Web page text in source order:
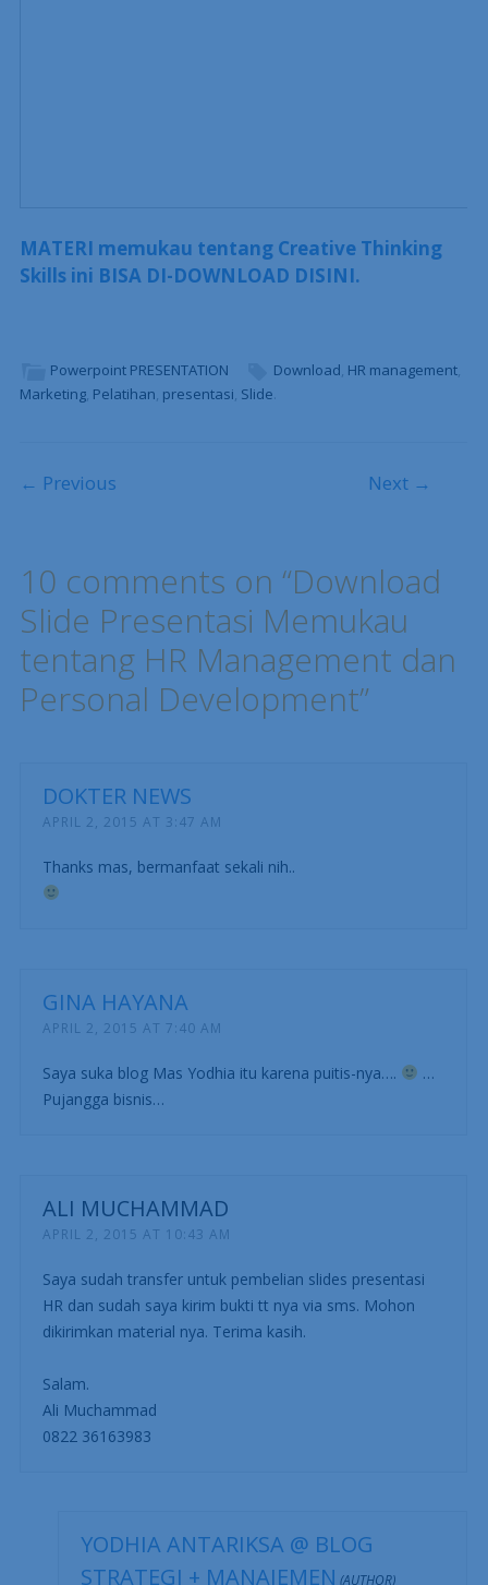
MATERI memukau tentang Creative Thinking
Skills ini BISA DI-DOWNLOAD DISINI.
Powerpoint PRESENTATION Download, HR management,
Marketing, Pelatihan, presentasi, Slide.
Post navigation
← Previous Next →
10 comments on “Download
Slide Presentasi Memukau
tentang HR Management dan
Personal Development”
DOKTER NEWS
APRIL 2, 2015 AT 3:47 AM
Thanks mas, bermanfaat sekali nih..
GINA HAYANA
APRIL 2, 2015 AT 7:40 AM
Saya suka blog Mas Yodhia itu karena puitis-nya….
…
Pujangga bisnis…
ALI MUCHAMMAD
APRIL 2, 2015 AT 10:43 AM
Saya sudah transfer untuk pembelian slides presentasi
HR dan sudah saya kirim bukti tt nya via sms. Mohon
dikirimkan material nya. Terima kasih.
Salam.
Ali Muchammad
0822 36163983
YODHIA ANTARIKSA @ BLOG
STRATEGI + MANAJEMEN